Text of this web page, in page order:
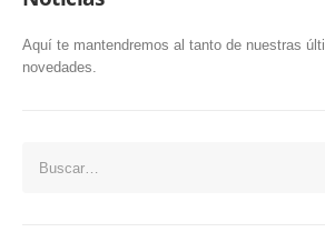
Aquí te mantendremos al tanto de nuestras
novedades.